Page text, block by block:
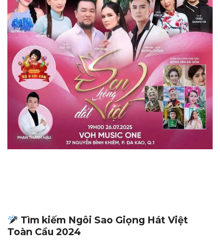
Tìm kiếm Ngôi Sao Giọng Hát Việt
Toàn Cầu 2024